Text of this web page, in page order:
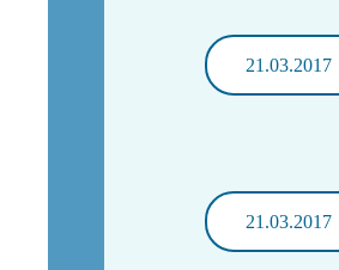
21.03.2017
21.03.2017